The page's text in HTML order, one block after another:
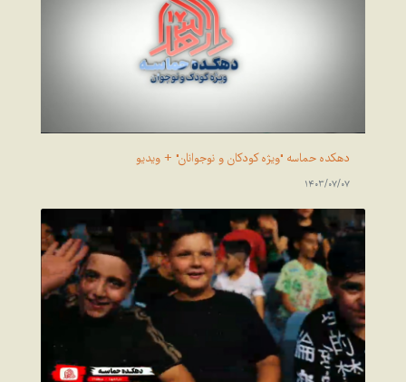
دهکده حماسه "ویژه کودکان و نوجوانان" + ویدیو
1403/07/07